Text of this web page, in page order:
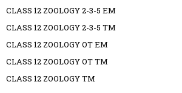
CLASS 12 ZOOLOGY 2-3-5 EM
CLASS 12 ZOOLOGY 2-3-5 TM
CLASS 12 ZOOLOGY OT EM
CLASS 12 ZOOLOGY OT TM
CLASS 12 ZOOLOGY TM